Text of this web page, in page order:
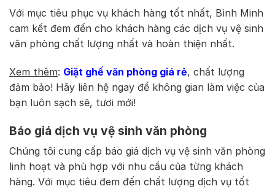
Với mục tiêu phục vụ khách hàng tốt nhất, Bình Minh
cam kết đem đến cho khách hàng các dịch vụ vệ sinh
văn phòng chất lượng nhất và hoàn thiện nhất.
Xem thêm: Giặt ghế văn phòng giá rẻ, chất lượng
đảm bảo! Hãy liên hệ ngay để không gian làm việc của
bạn luôn sạch sẽ, tươi mới!
Báo giá dịch vụ vệ sinh văn phòng
Chúng tôi cung cấp báo giá dịch vụ vệ sinh văn phòng
linh hoạt và phù hợp với nhu cầu của từng khách
hàng. Với mục tiêu đem đến chất lượng dịch vụ tốt